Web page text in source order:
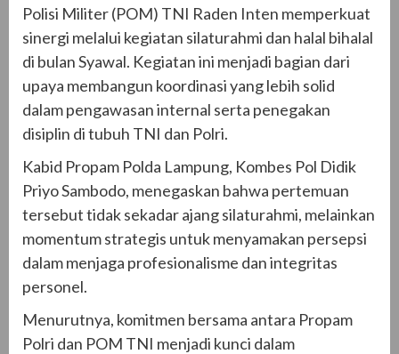
Polisi Militer (POM) TNI Raden Inten memperkuat
sinergi melalui kegiatan silaturahmi dan halal bihalal
di bulan Syawal. Kegiatan ini menjadi bagian dari
upaya membangun koordinasi yang lebih solid
dalam pengawasan internal serta penegakan
disiplin di tubuh TNI dan Polri.
Kabid Propam Polda Lampung, Kombes Pol Didik
Priyo Sambodo, menegaskan bahwa pertemuan
tersebut tidak sekadar ajang silaturahmi, melainkan
momentum strategis untuk menyamakan persepsi
dalam menjaga profesionalisme dan integritas
personel.
Menurutnya, komitmen bersama antara Propam
Polri dan POM TNI menjadi kunci dalam